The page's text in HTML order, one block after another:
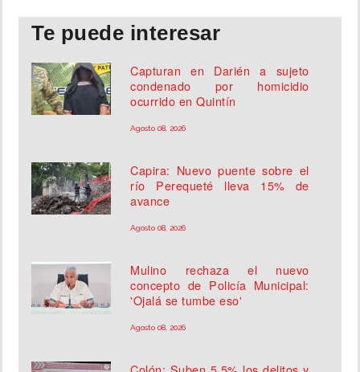
Te puede interesar
Capturan en Darién a sujeto
condenado por homicidio
ocurrido en Quintín
Agosto 08, 2026
Capira: Nuevo puente sobre el
río Perequeté lleva 15% de
avance
Agosto 08, 2026
Mulino rechaza el nuevo
concepto de Policía Municipal:
'Ojalá se tumbe eso'
Agosto 08, 2026